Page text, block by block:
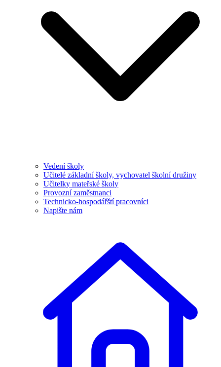
Vedení školy
Učitelé základní školy, vychovatel školní družiny
Učitelky mateřské školy
Provozní zaměstnanci
Technicko-hospodářští pracovníci
Napište nám